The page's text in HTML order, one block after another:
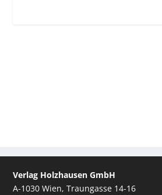
Verlag Holzhausen GmbH
A-1030 Wien, Traungasse 14-16